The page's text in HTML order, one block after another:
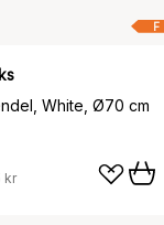
F
White, Ø70 cm
kr